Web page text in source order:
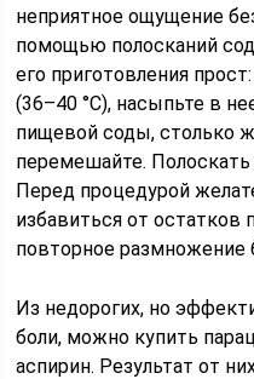
неприятное ощущение
помощью полосканий
его приготовления
(36–40 °C), насыпьте в
пищевой соды, столько
перемешайте.
Перед процедурой
избавиться от остатков
повторное размножение
Из недорогих, но
боли, можно купить
аспирин. Результат от